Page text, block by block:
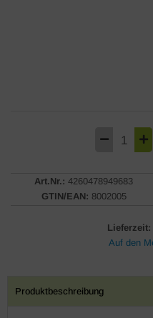
Art.Nr.: 4260478949683
GTIN/EAN: 8002005
Lieferzeit:
Produktbeschreibung